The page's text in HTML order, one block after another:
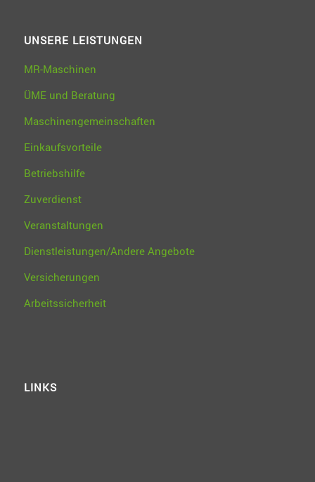
UNSERE LEISTUNGEN
MR-Maschinen
ÜME und Beratung
Maschinengemeinschaften
Einkaufsvorteile
Betriebshilfe
Zuverdienst
Veranstaltungen
Dienstleistungen/Andere Angebote
Versicherungen
Arbeitssicherheit
LINKS